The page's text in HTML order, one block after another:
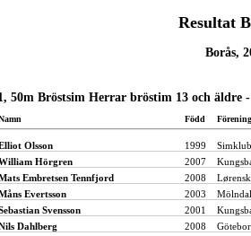
Resultat
Borås,
50m Bröstsim Herrar bröstim 13 och äldre
Född Förening
Olsson 1999
Hörgren 2007
Embretsen Tennfjord 2008
Evertsson 2003
Svensson 2001
Dahlberg 2008